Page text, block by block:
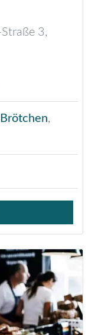
3,
Brötchen,